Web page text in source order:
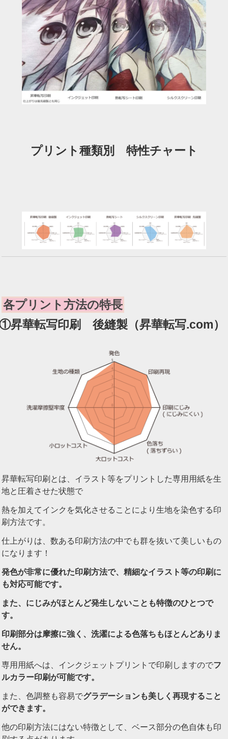
プリント種類別 特性チャート
各プリント方法の特長
昇華転写印刷 後縫製（昇華転写.com）
昇華転写印刷とは、イラスト等をプリントした専用用紙を生
地と圧着させた状態で
熱を加えてインクを気化させることにより生地を染色する印
刷方法です。
仕上がりは、数ある印刷方法の中でも群を抜いて美しいもの
になります！
発色が非常に優れた印刷方法で、精細なイラスト等の印刷に
も対応可能です。
また、にじみがほとんど発生しないことも特徴のひとつで
す。
印刷部分は摩擦に強く、洗濯による色落ちもほとんどありま
せん。
専用用紙へは、インクジェットプリントで印刷しますのでフ
ルカラー印刷が可能です。
また、色調整も容易でグラデーションも美しく再現すること
ができます。
他の印刷方法にはない特徴として、ベース部分の色自体も印